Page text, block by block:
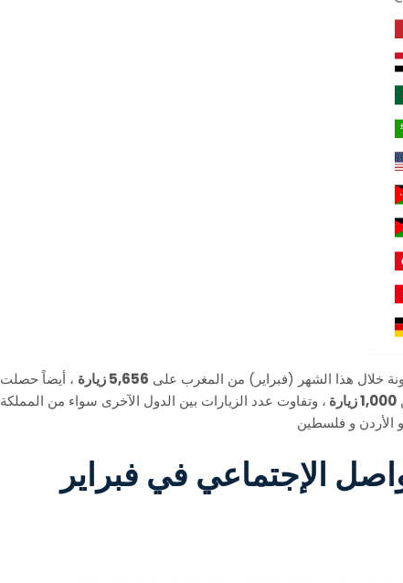
خلال هذا الشهر (فبراير) من المغرب على 5,656 زيارة
، أيضاً حصلت
1,000 زيارة
، وتفاوت عدد الزيارات بين الدول الآخرى سواء من المملكة
و الأردن و فلسطين
الإجتماعي في فبراير